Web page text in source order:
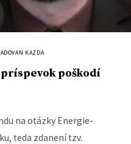
KAZDA
poškodí
na otázky Energie-
teda zdanení tzv.